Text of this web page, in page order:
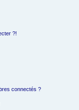
?!
connectés ?